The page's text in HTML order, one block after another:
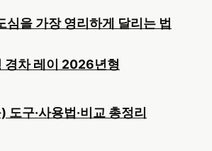
심을 가장 영리하게 달리는 법
경차 레이 2026년형
구·사용법·비교 총정리